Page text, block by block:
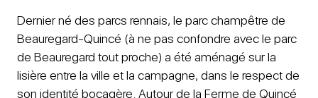
Dernier né des parcs rennais, le parc champêtre de
Beauregard-Quincé (à ne pas confondre avec le parc
de Beauregard tout proche) a été aménagé sur la
lisière entre la ville et la campagne, dans le respect de
son identité bocagère. Autour de la Ferme de Quincé